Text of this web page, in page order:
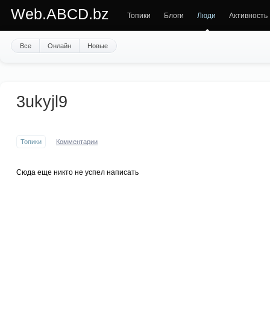
Web.ABCD.bz Топики Блоги Люди Активность
Все Онлайн Новые
3ukyjl9
Топики Комментарии
Сюда еще никто не успел написать